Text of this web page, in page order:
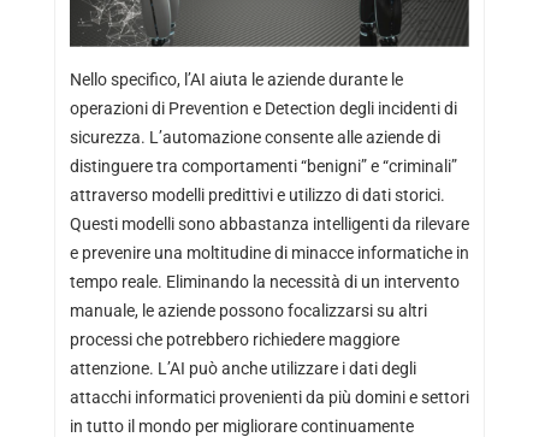
Nello specifico, l’AI aiuta le aziende durante le
operazioni di Prevention e Detection degli incidenti di
sicurezza. L’automazione consente alle aziende di
distinguere tra comportamenti “benigni” e “criminali”
attraverso modelli predittivi e utilizzo di dati storici.
Questi modelli sono abbastanza intelligenti da rilevare
e prevenire una moltitudine di minacce informatiche in
tempo reale. Eliminando la necessità di un intervento
manuale, le aziende possono focalizzarsi su altri
processi che potrebbero richiedere maggiore
attenzione. L’AI può anche utilizzare i dati degli
attacchi informatici provenienti da più domini e settori
in tutto il mondo per migliorare continuamente